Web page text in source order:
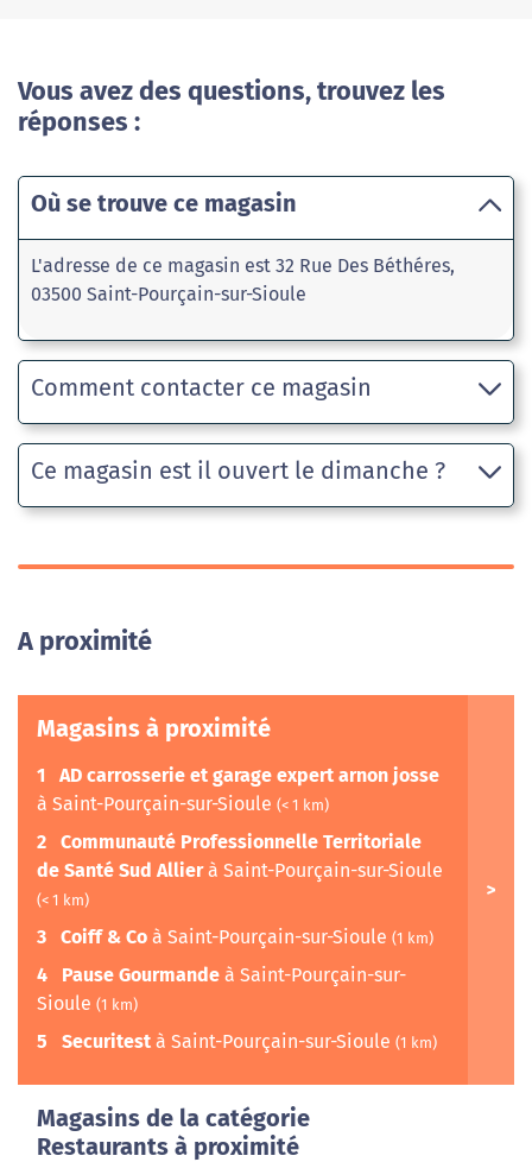
Vous avez des questions, trouvez les
réponses :
Où se trouve ce magasin
L'adresse de ce magasin est 32 Rue Des Béthéres,
03500 Saint-Pourçain-sur-Sioule
Comment contacter ce magasin
Ce magasin est il ouvert le dimanche ?
A proximité
Magasins à proximité
1
AD carrosserie et garage expert arnon josse
à Saint-Pourçain-sur-Sioule (< 1 km)
2
Communauté Professionnelle Territoriale
de Santé Sud Allierà Saint-Pourçain-sur-Sioule
(< 1 km)
3 Coiff & Co à Saint-Pourçain-sur-Sioule (1 km)
4 Pause Gourmande à Saint-Pourçain-sur-
Sioule (1 km)
5 Securitest à Saint-Pourçain-sur-Sioule (1 km)
Magasins de la catégorie
Restaurants à proximité